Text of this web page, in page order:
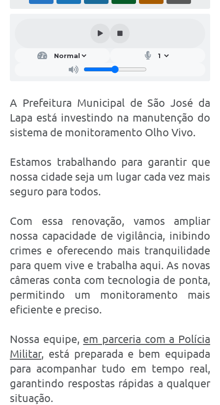
A Prefeitura Municipal de São José da
Lapa está investindo na manutenção do
sistema de monitoramento Olho Vivo.
Estamos trabalhando para garantir que
nossa cidade seja um lugar cada vez mais
seguro para todos.
Com essa renovação, vamos ampliar
nossa capacidade de vigilância, inibindo
crimes e oferecendo mais tranquilidade
para quem vive e trabalha aqui. As novas
câmeras conta com tecnologia de ponta,
permitindo um monitoramento mais
eficiente e preciso.
Nossa equipe, em parceria com a Polícia
Militar, está preparada e bem equipada
para acompanhar tudo em tempo real,
garantindo respostas rápidas a qualquer
situação.